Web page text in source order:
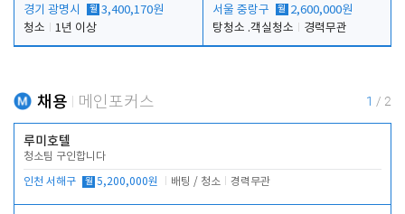
경기 광명시 월 3,400,170원
청소
1년 이상
서울 중랑구 월 2,600,000원
탕청소 .객실청소
경력무관
채용 메인포커스 1 / 2
루미호텔
청소팀 구인합니다
인천 서해구 월 5,200,000원 배팅 / 청소 경력무관